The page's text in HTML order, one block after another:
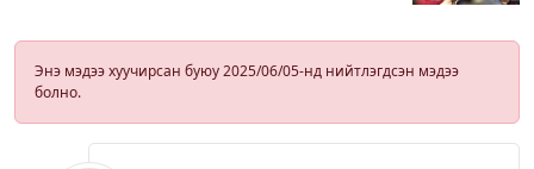
Энэ мэдээ хуучирсан буюу 2025/06/05-нд нийтлэгдсэн мэдээ
болно.